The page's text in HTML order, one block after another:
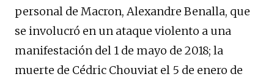
personal de Macron, Alexandre Benalla, que
se involucró en un ataque violento a una
manifestación del 1 de mayo de 2018; la
muerte de Cédric Chouviat el 5 de enero de